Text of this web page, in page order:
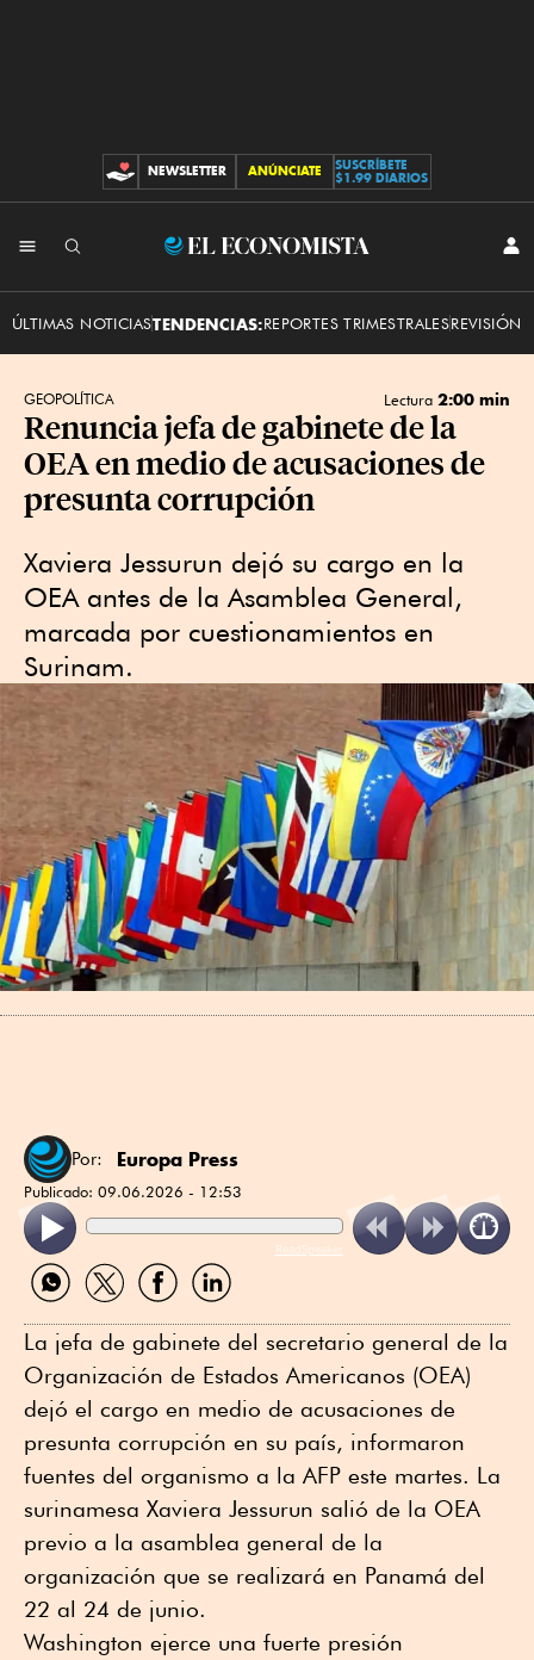
CONTRIBUCIONES
NEWSLETTER ANÚNCIATE
SUSCRÍBETE
$1.99 DIARIOS
El
ÚLTIMAS NOTICIASTENDENCIAS:REPORTES TRIMESTRALESREVISIÓN
GEOPOLÍTICA Lectura 2:00 min
Renuncia jefa de gabinete de la
OEA en medio de acusaciones de
presunta corrupción
Xaviera Jessurun dejó su cargo en la
OEA antes de la Asamblea General,
marcada por cuestionamientos en
Surinam.
Por: Europa Press
Publicado: 09.06.2026 - 12:53
ReadSpeaker
Compartir
por
Compartir
por
Compartir
por
Compartir
por
La jefa de gabinete del secretario general de la
Organización de Estados Americanos (OEA)
dejó el cargo en medio de acusaciones de
presunta corrupción en su país, informaron
fuentes del organismo a la AFP este martes. La
surinamesa Xaviera Jessurun salió de la OEA
previo a la asamblea general de la
organización que se realizará en Panamá del
22 al 24 de junio.
Washington ejerce una fuerte presión